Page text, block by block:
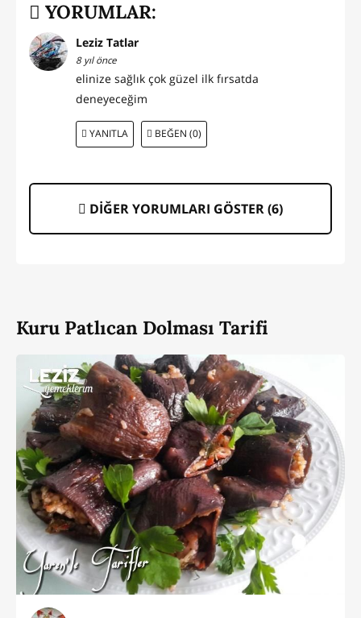
YORUMLAR:
Leziz Tatlar
8 yıl önce
elinize sağlık çok güzel ilk fırsatda
deneyeceğim
YANITLA BEĞEN (0)
DİĞER YORUMLARI GÖSTER (6)
Kuru Patlıcan Dolması Tarifi